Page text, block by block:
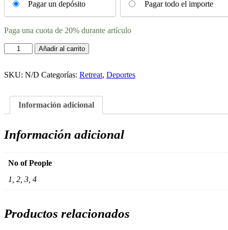
your
Pagar un depósito Pagar todo el importe
Paga una cuota de 20% durante artículo
Evolve
Endurance
2027
Añadir al carrito
SKU: N/D Categorías: Retreat, Deportes
Información adicional
Información adicional
No of People
1, 2, 3, 4
Productos relacionados